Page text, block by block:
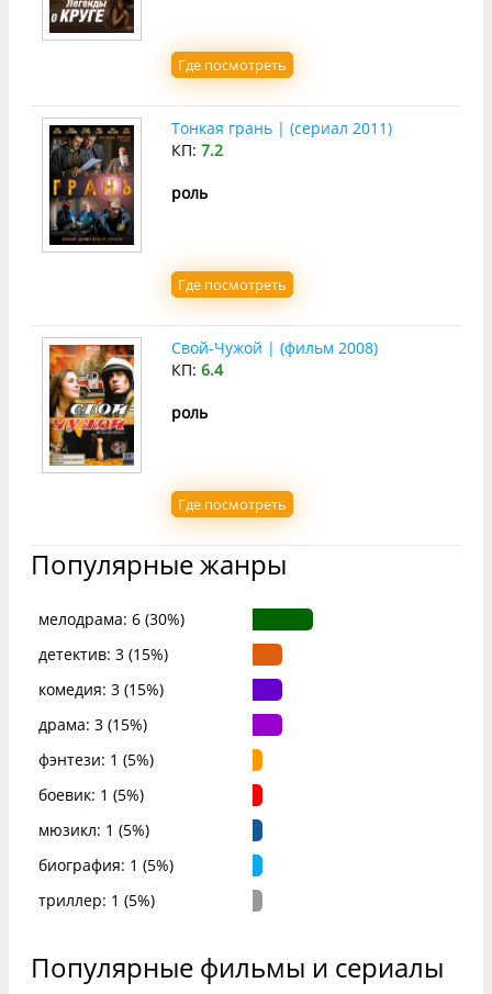
Где посмотреть
Тонкая грань | (сериал 2011)
КП: 7.2
роль
Где посмотреть
Свой-Чужой | (фильм 2008)
КП: 6.4
роль
Где посмотреть
Популярные жанры
мелодрама: 6 (30%)
детектив: 3 (15%)
комедия: 3 (15%)
драма: 3 (15%)
фэнтези: 1 (5%)
боевик: 1 (5%)
мюзикл: 1 (5%)
биография: 1 (5%)
триллер: 1 (5%)
Популярные фильмы и сериалы